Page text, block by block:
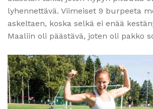
lyhennettävä. Viimeiset 9 burpeeta
askeltaen, koska selkä ei enää
Maaliin oli päästävä, joten oli pakko